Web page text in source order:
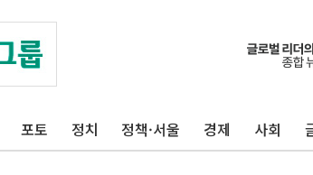
포토 정치 정책·서울 경제 사회